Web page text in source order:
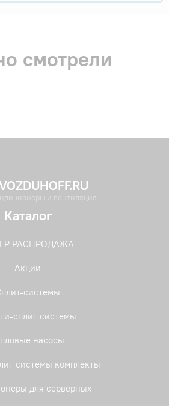
смотрели
и вентиляция
Каталог
РАСПРОДАЖА
Акции
системы
сплит системы
насосы
системы комплекты
для серверных